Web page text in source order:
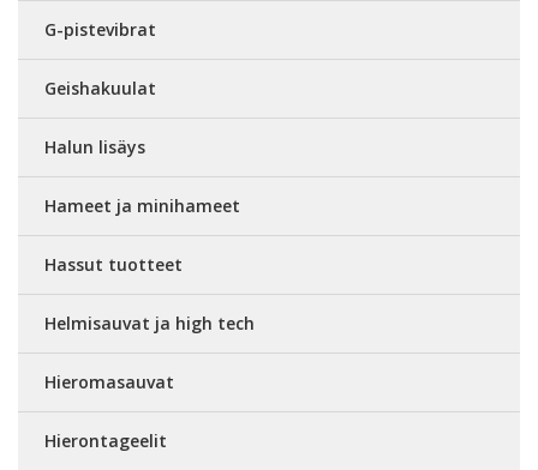
G-pistevibrat
Geishakuulat
Halun lisäys
Hameet ja minihameet
Hassut tuotteet
Helmisauvat ja high tech
Hieromasauvat
Hierontageelit